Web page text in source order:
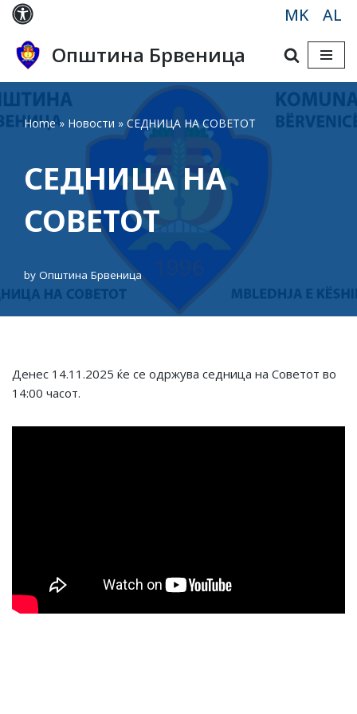
Skip
to
content
MK AL
Општина Брвеница
Home» Новости » СЕДНИЦА НА СОВЕТОТ
СЕДНИЦА НА
СОВЕТОТ
by Општина Брвеница
Денес 14.11.2025 ќе се одржува седница на Советот во
14:00 часот.